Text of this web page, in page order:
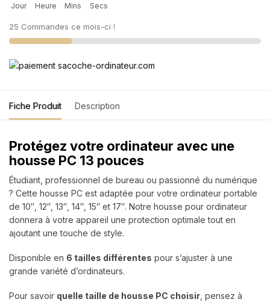
Jour Heure Mins Secs
25 Commandes ce mois-ci !
Fiche Produit Description
Protégez votre ordinateur avec une
housse PC 13 pouces
Étudiant, professionnel de bureau ou passionné du numérique
? Cette housse PC est adaptée pour votre ordinateur portable
de 10″, 12″, 13″, 14″, 15″ et 17″. Notre housse pour ordinateur
donnera à votre appareil une protection optimale tout en
ajoutant une touche de style.
Disponible en 6 tailles différentes pour s’ajuster à une
grande variété d’ordinateurs.
Pour savoir quelle taille de housse PC choisir, pensez à